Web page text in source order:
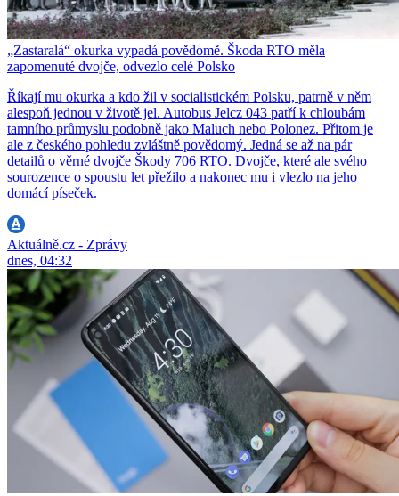
„Zastaralá“ okurka vypadá povědomě. Škoda RTO měla
zapomenuté dvojče, odvezlo celé Polsko
Říkají mu okurka a kdo žil v socialistickém Polsku, patrně v něm
alespoň jednou v životě jel. Autobus Jelcz 043 patří k chloubám
tamního průmyslu podobně jako Maluch nebo Polonez. Přitom je
ale z českého pohledu zvláštně povědomý. Jedná se až na pár
detailů o věrné dvojče Škody 706 RTO. Dvojče, které ale svého
sourozence o spoustu let přežilo a nakonec mu i vlezlo na jeho
domácí píseček.
Aktuálně.cz - Zprávy
dnes, 04:32